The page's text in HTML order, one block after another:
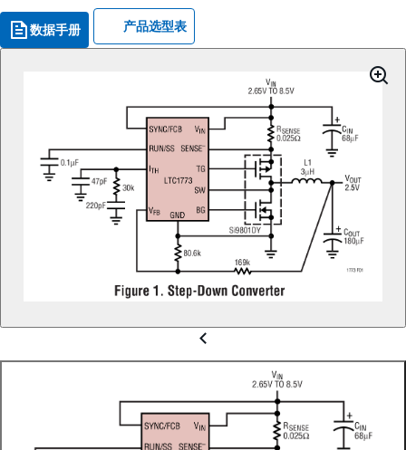
数据手册 产品选型表